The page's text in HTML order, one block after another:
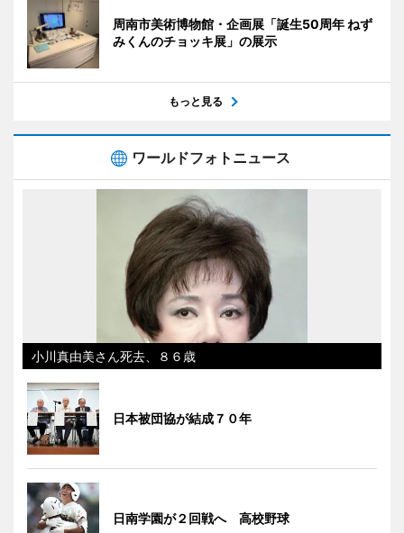
周南市美術博物館・企画展「誕生50周年 ねず
みくんのチョッキ展」の展示
もっと見る
ワールドフォトニュース
小川真由美さん死去、８６歳
日本被団協が結成７０年
日南学園が２回戦へ 高校野球